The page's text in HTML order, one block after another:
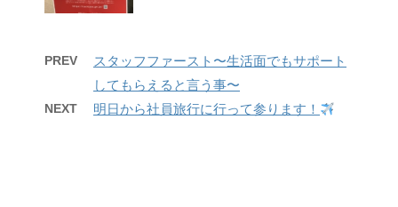
PREV
スタッフファースト〜生活面でもサポート
してもらえると言う事〜
NEXT 明日から社員旅行に行って参ります！